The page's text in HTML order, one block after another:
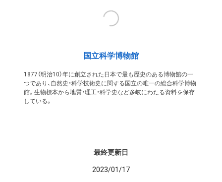
国立科学博物館
1877（明治10）年に創立された日本で最も歴史のある博物館の一
つであり、自然史・科学技術史に関する国立の唯一の総合科学博物
館。生物標本から地質・理工・科学史など多岐にわたる資料を保存
している。
最終更新日
2023/01/17